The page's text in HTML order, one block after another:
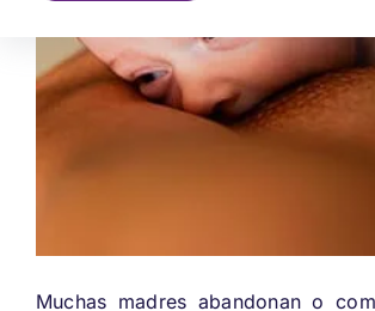
Muchas madres abandonan o